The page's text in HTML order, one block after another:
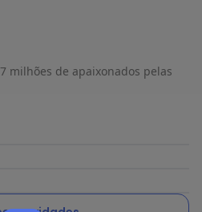
milhões de apaixonados pelas